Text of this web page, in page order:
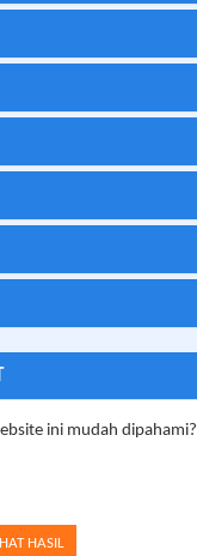
ini mudah dipahami?
HASIL